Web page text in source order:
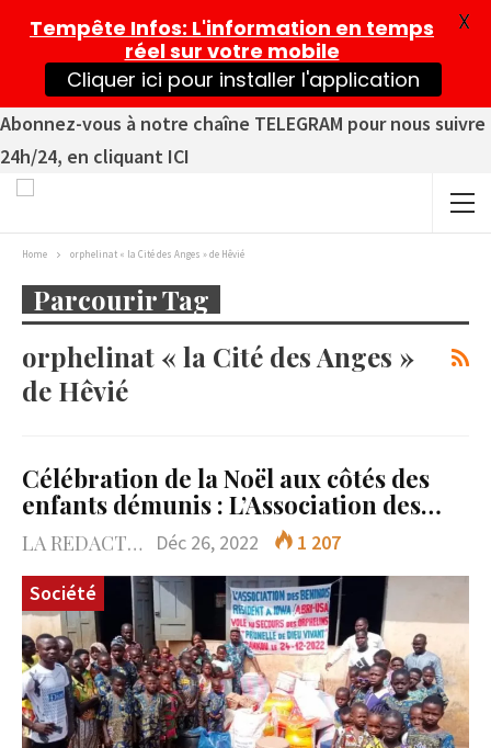
Abonnez-vous à notre chaîne TELEGRAM pour nous suivre
24h/24, en cliquant ICI
Home orphelinat « la Cité des Anges » de Hêvié
Parcourir Tag
orphelinat « la Cité des Anges »
de Hêvié
Célébration de la Noël aux côtés des
enfants démunis : L’Association des…
LA REDACTION Déc 26, 2022
1 207
Société
Tempête Infos: L'information en temps
réel sur votre mobile
Cliquer ici pour installer l'application
X